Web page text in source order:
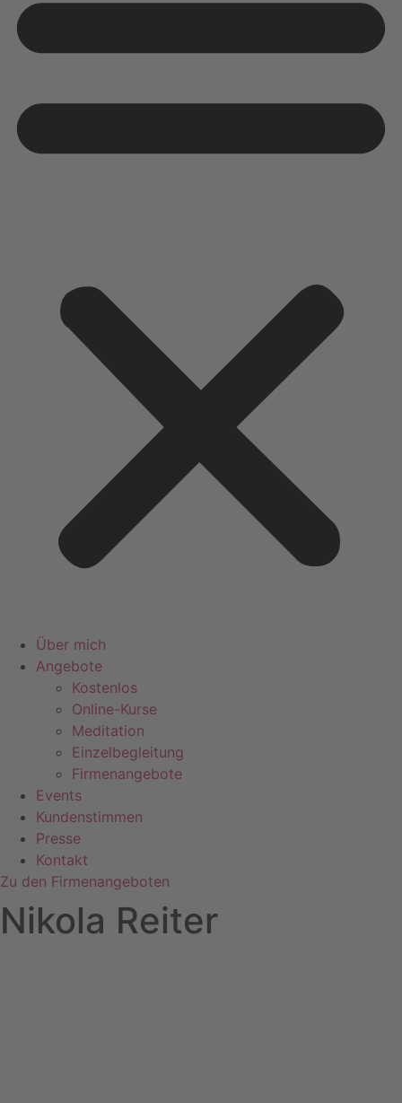
Über mich
Angebote
Kostenlos
Online-Kurse
Meditation
Einzelbegleitung
Firmenangebote
Events
Kundenstimmen
Presse
Kontakt
Zu den Firmenangeboten
Nikola Reiter